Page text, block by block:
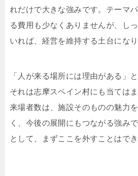
れだけで大きな強みです。テーマ
る費用も少なくありませんが、し
いれば、経営を維持する土台になり
「人が来る場所には理由がある」
それは志摩スペイン村にも当ては
来場者数は、施設そのものの魅力
く、今後の展開にもつながる強み
として、まずここを外すことはでき